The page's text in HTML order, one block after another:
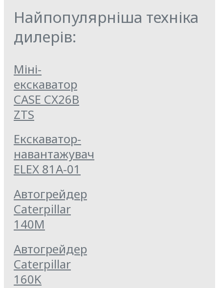
Найпопулярніша техніка
дилерів:
Міні-
екскаватор
CASE CX26B
ZTS
Екскаватор-
навантажувач
ELEX 81А-01
Автогрейдер
Caterpillar
140M
Автогрейдер
Caterpillar
160K